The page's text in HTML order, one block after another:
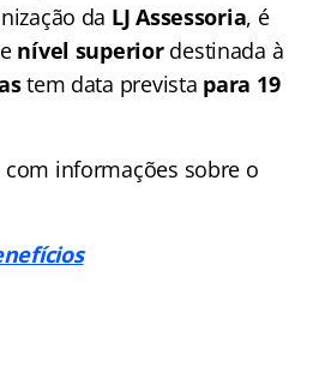
da LJ Assessoria, é
nível superiordestinada à
tem data prevista para 19
informações sobre o